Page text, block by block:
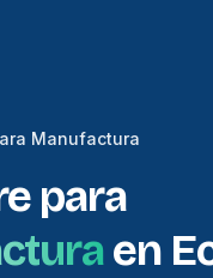
Manufactura
para
en